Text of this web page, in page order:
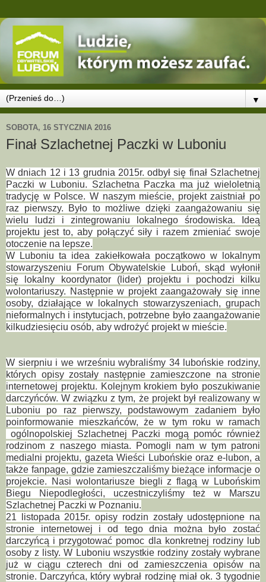
▼
SOBOTA, 16 STYCZNIA 2016
Finał Szlachetnej Paczki w Luboniu
W dniach 12 i 13 grudnia 2015r. odbył się finał Szlachetnej
Paczki w Luboniu. Szlachetna Paczka ma już wieloletnią
tradycję w Polsce. W naszym mieście, projekt zaistniał po
raz pierwszy. Było to możliwe dzięki zaangażowaniu się
wielu ludzi i zintegrowaniu lokalnego środowiska. Ideą
projektu jest to, aby połączyć siły i razem zmieniać swoje
otoczenie na lepsze.
W Luboniu ta idea zakiełkowała początkowo w lokalnym
stowarzyszeniu Forum Obywatelskie Luboń, skąd wyłonił
się lokalny koordynator (lider) projektu i pochodzi kilku
wolontariuszy. Następnie w projekt zaangażowały się inne
osoby, działające w lokalnych stowarzyszeniach, grupach
nieformalnych i instytucjach, potrzebne było zaangażowanie
kilkudziesięciu osób, aby wdrożyć projekt w mieście.
W sierpniu i we wrześniu wybraliśmy 34 lubońskie rodziny,
których opisy zostały następnie zamieszczone na stronie
internetowej projektu. Kolejnym krokiem było poszukiwanie
darczyńców. W związku z tym, że projekt był realizowany w
Luboniu po raz pierwszy, podstawowym zadaniem było
poinformowanie mieszkańców, że w tym roku w ramach
ogólnopolskiej Szlachetnej Paczki mogą pomóc również
rodzinom z naszego miasta. Pomogli nam w tym patroni
medialni projektu, gazeta Wieści Lubońskie oraz e-lubon, a
także fanpage, gdzie zamieszczaliśmy bieżące informacje o
projekcie. Nasi wolontariusze biegli z flagą w Lubońskim
Biegu Niepodległości, uczestniczyliśmy też w Marszu
Szlachetnej Paczki w Poznaniu.
21 listopada 2015r. opisy rodzin zostały udostępnione na
stronie internetowej i od tego dnia można było zostać
darczyńcą i przygotować pomoc dla konkretnej rodziny lub
osoby z listy. W Luboniu wszystkie rodziny zostały wybrane
już w ciągu czterech dni od zamieszczenia opisów na
stronie. Darczyńca, który wybrał rodzinę miał ok. 3 tygodnie